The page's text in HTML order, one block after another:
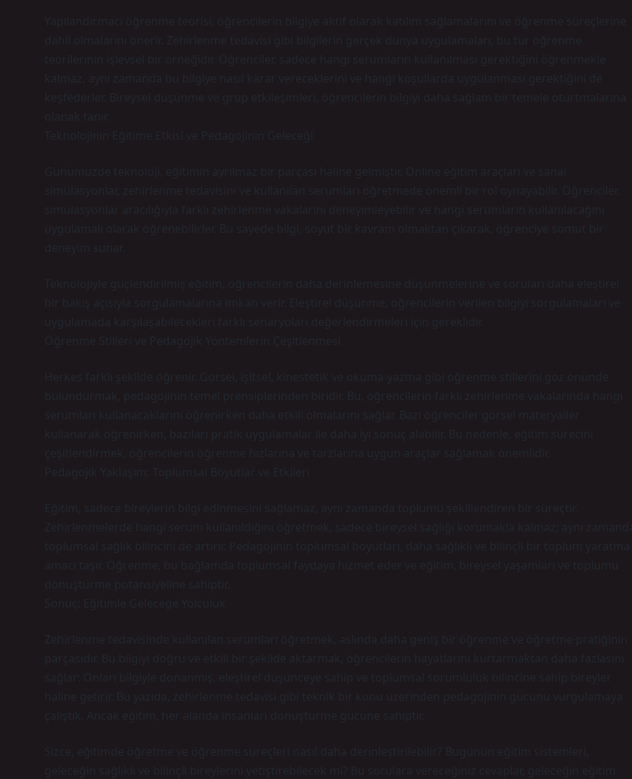
Yapılandırmacı öğrenme teorisi, öğrencilerin bilgiye aktif olarak katılım sağlamalarını ve öğrenme süreçlerine
dahil olmalarını önerir. Zehirlenme tedavisi gibi bilgilerin gerçek dünya uygulamaları, bu tür öğrenme
teorilerinin işlevsel bir örneğidir. Öğrenciler, sadece hangi serumların kullanılması gerektiğini öğrenmekle
kalmaz, aynı zamanda bu bilgiye nasıl karar vereceklerini ve hangi koşullarda uygulanması gerektiğini de
keşfederler. Bireysel düşünme ve grup etkileşimleri, öğrencilerin bilgiyi daha sağlam bir temele oturtmalarına
olanak tanır.
Teknolojinin Eğitime Etkisi ve Pedagojinin Geleceği
Günümüzde teknoloji, eğitimin ayrılmaz bir parçası haline gelmiştir. Online eğitim araçları ve sanal
simülasyonlar, zehirlenme tedavisini ve kullanılan serumları öğretmede önemli bir rol oynayabilir. Öğrenciler,
simülasyonlar aracılığıyla farklı zehirlenme vakalarını deneyimleyebilir ve hangi serumların kullanılacağını
uygulamalı olarak öğrenebilirler. Bu sayede bilgi, soyut bir kavram olmaktan çıkarak, öğrenciye somut bir
deneyim sunar.
Teknolojiyle güçlendirilmiş eğitim, öğrencilerin daha derinlemesine düşünmelerine ve soruları daha eleştirel
bir bakış açısıyla sorgulamalarına imkan verir. Eleştirel düşünme, öğrencilerin verilen bilgiyi sorgulamaları ve
uygulamada karşılaşabilecekleri farklı senaryoları değerlendirmeleri için gereklidir.
Öğrenme Stilleri ve Pedagojik Yöntemlerin Çeşitlenmesi
Herkes farklı şekilde öğrenir. Görsel, işitsel, kinestetik ve okuma-yazma gibi öğrenme stillerini göz önünde
bulundurmak, pedagojinin temel prensiplerinden biridir. Bu, öğrencilerin farklı zehirlenme vakalarında hangi
serumları kullanacaklarını öğrenirken daha etkili olmalarını sağlar. Bazı öğrenciler görsel materyaller
kullanarak öğrenirken, bazıları pratik uygulamalar ile daha iyi sonuç alabilir. Bu nedenle, eğitim sürecini
çeşitlendirmek, öğrencilerin öğrenme hızlarına ve tarzlarına uygun araçlar sağlamak önemlidir.
Pedagojik Yaklaşım: Toplumsal Boyutlar ve Etkileri
Eğitim, sadece bireylerin bilgi edinmesini sağlamaz, aynı zamanda toplumu şekillendiren bir süreçtir.
Zehirlenmelerde hangi serum kullanıldığını öğretmek, sadece bireysel sağlığı korumakla kalmaz; aynı
toplumsal sağlık bilincini de artırır. Pedagojinin toplumsal boyutları, daha sağlıklı ve bilinçli bir toplum yaratma
amacı taşır. Öğrenme, bu bağlamda toplumsal faydaya hizmet eder ve eğitim, bireysel yaşamları ve toplumu
dönüştürme potansiyeline sahiptir.
Sonuç: Eğitimle Geleceğe Yolculuk
Zehirlenme tedavisinde kullanılan serumları öğretmek, aslında daha geniş bir öğrenme ve öğretme pratiğinin
parçasıdır. Bu bilgiyi doğru ve etkili bir şekilde aktarmak, öğrencilerin hayatlarını kurtarmaktan daha fazlasını
sağlar: Onları bilgiyle donanmış, eleştirel düşünceye sahip ve toplumsal sorumluluk bilincine sahip bireyler
haline getirir. Bu yazıda, zehirlenme tedavisi gibi teknik bir konu üzerinden pedagojinin gücünü vurgulamaya
çalıştık. Ancak eğitim, her alanda insanları dönüştürme gücüne sahiptir.
Sizce, eğitimde öğretme ve öğrenme süreçleri nasıl daha derinleştirilebilir? Bugünün eğitim sistemleri,
geleceğin sağlıklı ve bilinçli bireylerini yetiştirebilecek mi? Bu sorulara vereceğiniz cevaplar, geleceğin eğitim